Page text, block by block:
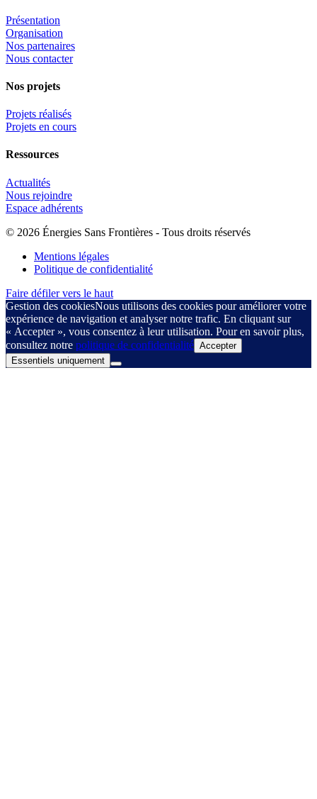
Présentation
Organisation
Nos partenaires
Nous contacter
Nos projets
Projets réalisés
Projets en cours
Ressources
Actualités
Nous rejoindre
Espace adhérents
© 2026 Énergies Sans Frontières - Tous droits réservés
Mentions légales
Politique de confidentialité
Faire défiler vers le haut
Gestion des cookiesNous utilisons des cookies pour améliorer votre
expérience de navigation et analyser notre trafic. En cliquant sur
« Accepter », vous consentez à leur utilisation. Pour en savoir plus,
consultez notre politique de confidentialité Accepter
Essentiels uniquement